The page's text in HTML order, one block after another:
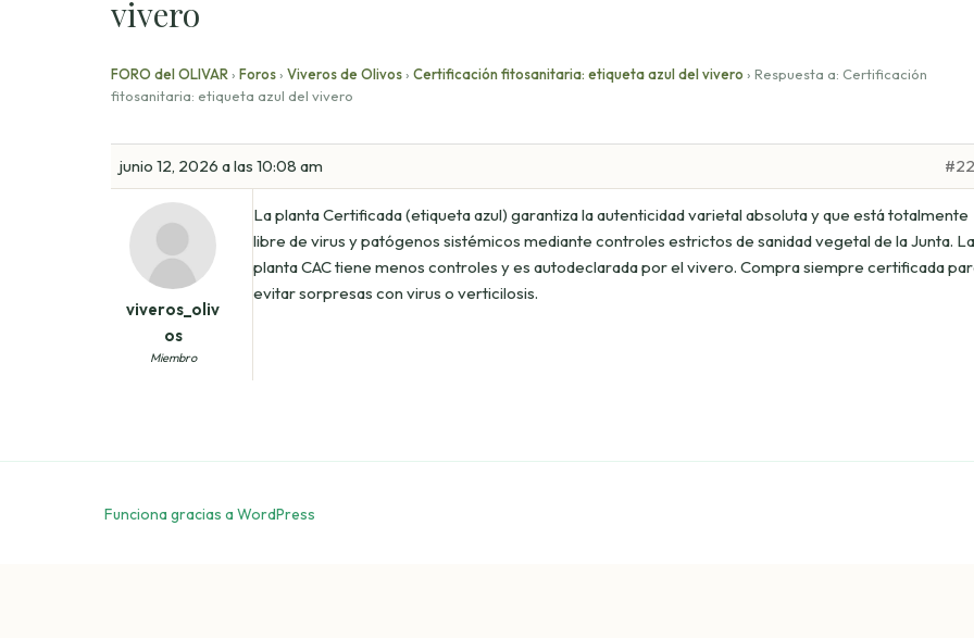
vivero
FORO del OLIVAR › Foros › Viveros de Olivos › Certificación fitosanitaria: etiqueta azul del vivero › Respuesta a: Certificación
fitosanitaria: etiqueta azul del vivero
junio 12, 2026 a las 10:08 am
viveros_oliv
os
Miembro
La planta Certificada (etiqueta azul) garantiza la autenticidad varietal absoluta y que está totalmente
libre de virus y patógenos sistémicos mediante controles estrictos de sanidad vegetal de la Junta. La
planta CAC tiene menos controles y es autodeclarada por el vivero. Compra siempre certificada
evitar sorpresas con virus o verticilosis.
Funciona gracias a WordPress